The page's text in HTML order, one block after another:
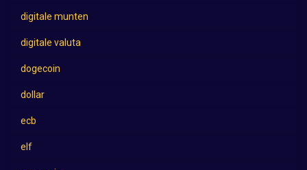
digitale munten
digitale valuta
dogecoin
dollar
ecb
elf